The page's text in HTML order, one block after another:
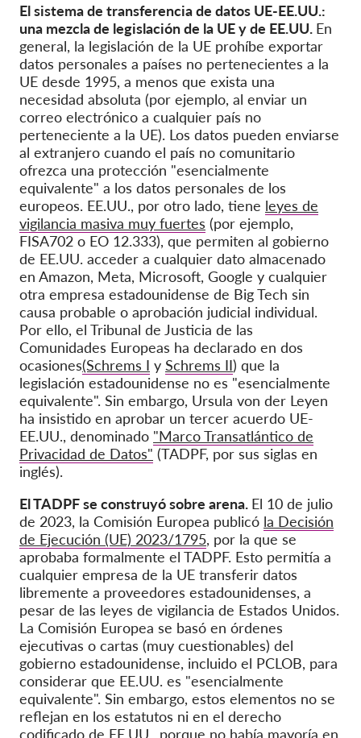
El sistema de transferencia de datos UE-EE.UU.:
una mezcla de legislación de la UE y de EE.UU. En
general, la legislación de la UE prohíbe exportar
datos personales a países no pertenecientes a la
UE desde 1995, a menos que exista una
necesidad absoluta (por ejemplo, al enviar un
correo electrónico a cualquier país no
perteneciente a la UE). Los datos pueden enviarse
al extranjero cuando el país no comunitario
ofrezca una protección "esencialmente
equivalente" a los datos personales de los
europeos. EE.UU., por otro lado, tiene leyes de
vigilancia masiva muy fuertes (por ejemplo,
FISA702 o EO 12.333), que permiten al gobierno
de EE.UU. acceder a cualquier dato almacenado
en Amazon, Meta, Microsoft, Google y cualquier
otra empresa estadounidense de Big Tech sin
causa probable o aprobación judicial individual.
Por ello, el Tribunal de Justicia de las
Comunidades Europeas ha declarado en dos
ocasiones(Schrems I y Schrems II) que la
legislación estadounidense no es "esencialmente
equivalente". Sin embargo, Ursula von der Leyen
ha insistido en aprobar un tercer acuerdo UE-
EE.UU., denominado "Marco Transatlántico de
Privacidad de Datos" (TADPF, por sus siglas en
inglés).
El TADPF se construyó sobre arena. El 10 de julio
de 2023, la Comisión Europea publicó la Decisión
de Ejecución (UE) 2023/1795, por la que se
aprobaba formalmente el TADPF. Esto permitía a
cualquier empresa de la UE transferir datos
libremente a proveedores estadounidenses, a
pesar de las leyes de vigilancia de Estados Unidos.
La Comisión Europea se basó en órdenes
ejecutivas o cartas (muy cuestionables) del
gobierno estadounidense, incluido el PCLOB, para
considerar que EE.UU. es "esencialmente
equivalente". Sin embargo, estos elementos no se
reflejan en los estatutos ni en el derecho
codificado de EE.UU., porque no había mayoría en